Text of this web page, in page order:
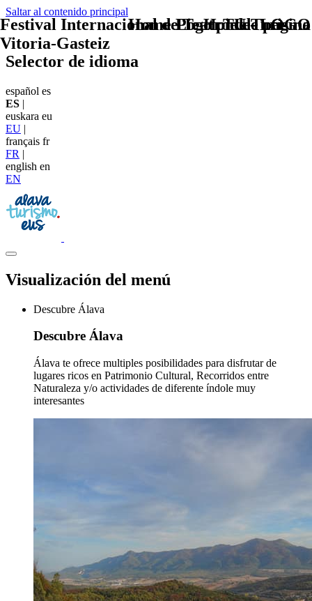
Saltar al contenido principal
TU - LOGO
Selector de idioma
español es
ES |
euskara eu
EU |
français fr
FR |
english en
EN
Visualización del menú
Descubre Álava
Descubre Álava
Álava te ofrece multiples posibilidades para disfrutar de
lugares ricos en Patrimonio Cultural, Recorridos entre
Naturaleza y/o actividades de diferente índole muy
interesantes
Festival Internacional de Teatro de
Vitoria-Gasteiz
Home Logo pie de página
Pie Home Turismo